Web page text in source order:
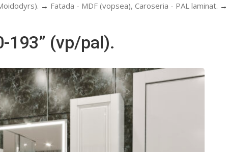
→ Fatada - MDF (vopsea), Caroseria - PAL laminat. →
193” (vp/pal).